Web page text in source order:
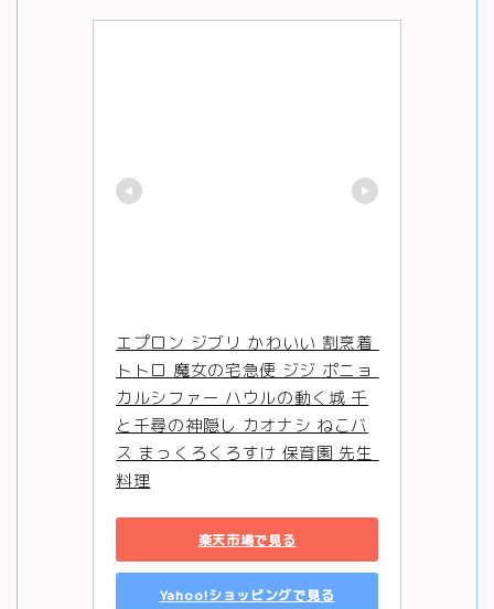
エプロン ジブリ かわいい 割烹着
トトロ 魔女の宅急便 ジジ ポニョ
カルシファー ハウルの動く城 千
と千尋の神隠し カオナシ ねこバ
ス まっくろくろすけ 保育園 先生
料理
楽天市場で見る
Yahoo!ショッピングで見る